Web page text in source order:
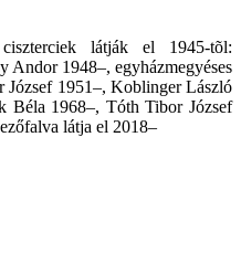
látják el 1945-tõl:
Andor 1948–, egyházmegyéses
1951–, Koblinger László
Béla 1968–, Tóth Tibor József
látja el 2018–